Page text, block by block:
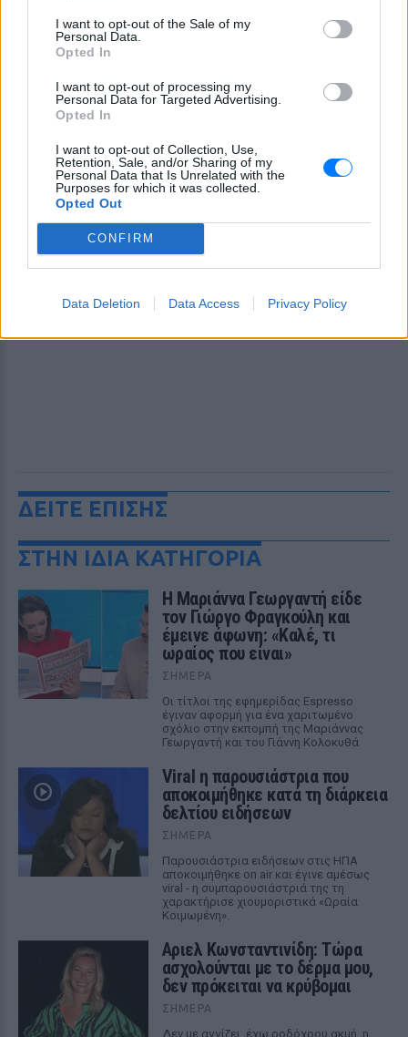
I want to opt-out of the Sale of my
Personal Data.
Opted In
I want to opt-out of processing my
Personal Data for Targeted Advertising.
Opted In
I want to opt-out of Collection, Use,
Retention, Sale, and/or Sharing of my
Personal Data that Is Unrelated with the
Purposes for which it was collected.
Opted Out
CONFIRM
Data Deletion Data Access Privacy Policy
Ακολουθήστε το E-Radio.gr και στο Instagram
ΔΕΙΤΕ ΕΠΙΣΗΣ
ΣΤΗΝ ΙΔΙΑ ΚΑΤΗΓΟΡΙΑ
Η Μαριάννα Γεωργαντή είδε
τον Γιώργο Φραγκούλη και
έμεινε άφωνη: «Καλέ, τι
ωραίος που είναι»
ΣΉΜΕΡΑ
Οι τίτλοι της εφημερίδας Espresso
έγιναν αφορμή για ένα χαριτωμένο
σχόλιο στην εκπομπή της Μαριάννας
Γεωργαντή και του Γιάννη Κολοκυθά
Viral η παρουσιάστρια που
αποκοιμήθηκε κατά τη διάρκεια
δελτίου ειδήσεων
ΣΉΜΕΡΑ
Παρουσιάστρια ειδήσεων στις ΗΠΑ
αποκοιμήθηκε on air και έγινε αμέσως
viral - η συμπαρουσιάστριά της τη
χαρακτήρισε χιουμοριστικά «Ωραία
Κοιμωμένη».
Αριελ Κωνσταντινίδη: Τώρα
ασχολούνται με το δέρμα μου,
δεν πρόκειται να κρύβομαι
ΣΉΜΕΡΑ
Δεν με αγγίζει, έχω ροδόχρου ακμή, η